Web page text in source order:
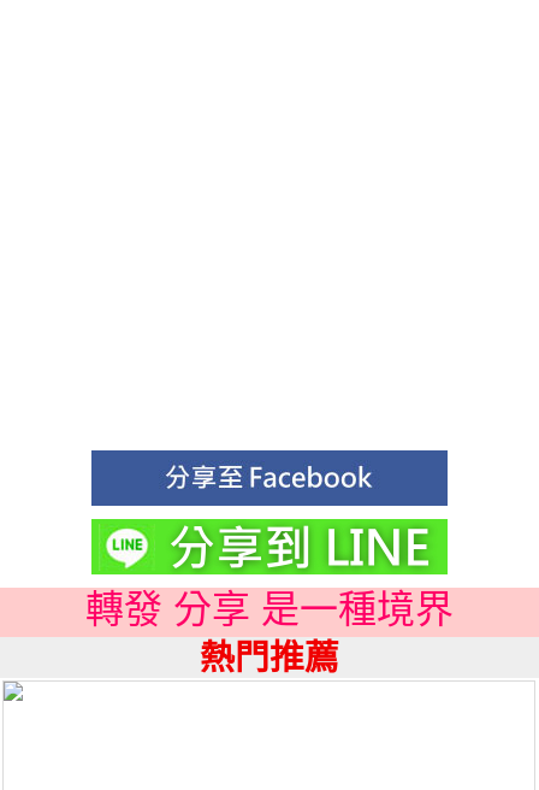
轉發 分享 是一種境界
熱門推薦